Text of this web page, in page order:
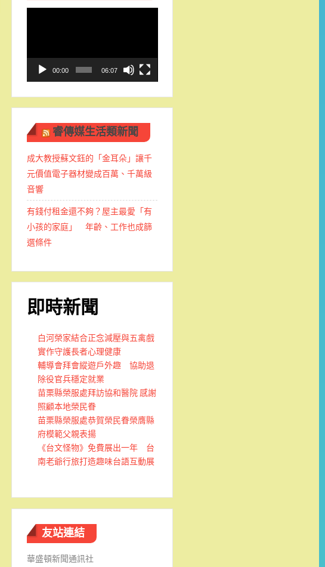
00:00 06:07
睿傳媒生活類新聞
成大教授蘇文鈺的「金耳朵」讓千
元價值電子器材變成百萬、千萬級
音響
有錢付租金還不夠？屋主最愛「有
小孩的家庭」 年齡、工作也成篩
選條件
即時新聞
白河榮家結合正念減壓與五禽戲
實作守護長者心理健康
輔導會拜會縱遊戶外趣 協助退
除役官兵穩定就業
苗栗縣榮服處拜訪協和醫院 感謝
照顧本地榮民眷
苗栗縣榮服處恭賀榮民眷榮膺縣
府模範父親表揚
《台文怪物》免費展出一年 台
南老爺行旅打造趣味台語互動展
友站連結
華盛頓新聞通訊社